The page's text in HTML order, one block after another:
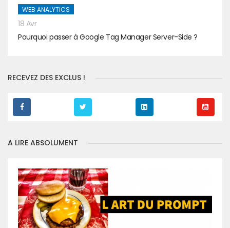
WEB ANALYTICS
18 Avr
Pourquoi passer à Google Tag Manager Server-Side ?
RECEVEZ DES EXCLUS !
A LIRE ABSOLUMENT